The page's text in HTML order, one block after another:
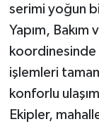
serimi yoğun
Yapım, Bakım
koordinesinde
işlemleri
konforlu
Ekipler,